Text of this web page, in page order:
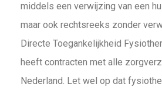
middels een verwijzing van een
maar ook rechtsreeks zonder
Directe Toegankelijkheid
heeft contracten met alle
Nederland. Let wel op dat